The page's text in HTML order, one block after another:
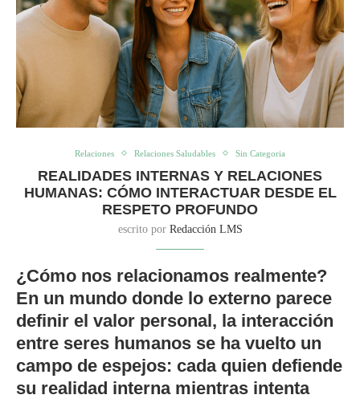
Relaciones Relaciones Saludables Sin Categoria
REALIDADES INTERNAS Y RELACIONES
HUMANAS: CÓMO INTERACTUAR DESDE EL
RESPETO PROFUNDO
escrito por Redacción LMS
¿Cómo nos relacionamos realmente?
En un mundo donde lo externo parece
definir el valor personal, la interacción
entre seres humanos se ha vuelto un
campo de espejos: cada quien defiende
su realidad interna mientras intenta